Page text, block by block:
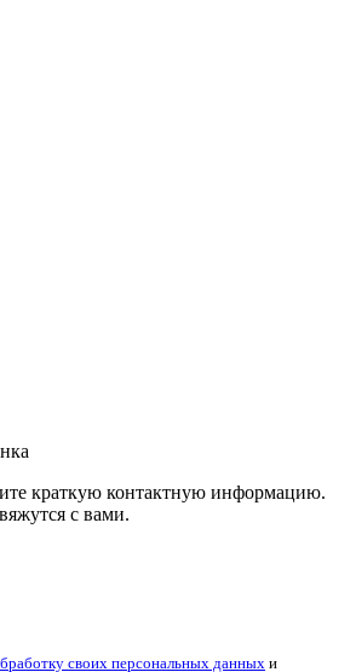
краткую контактную информацию.
с вами.
своих персональных данных и